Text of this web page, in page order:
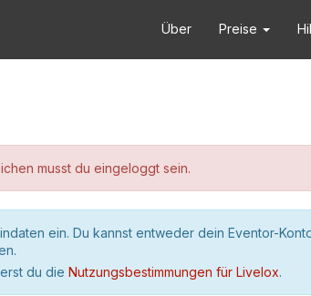
Über Preise
musst du eingeloggt sein.
ein. Du kannst entweder dein Eventor-
du die Nutzungsbestimmungen für Livelox.